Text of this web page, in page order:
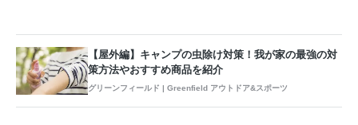
【屋外編】キャンプの虫除け対策！我が家の最強の対
策方法やおすすめ商品を紹介
グリーンフィールド | Greenfield アウトドア&スポーツ